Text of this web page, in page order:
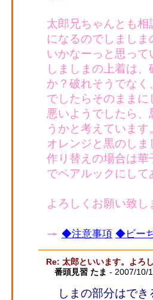
太郎兄ちゃんとも
になるのでしまし
いかなーっと思って
しましまの上着は
か？破れそうでな
でしたらそのまま
悪いようでしたら
うかと考えています
オレンジと黒のし
作り替えの場合は
でペアルックにして
よろしくお願い致し
◆注意事項 ◆ビー
Re: 太郎といいます。よろ
番頭見習 たま - 2007/10/
しまの部分はでき